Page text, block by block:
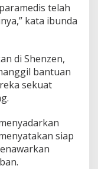
telah
kata ibunda
di Shenzen,
bantuan
sekuat
siap